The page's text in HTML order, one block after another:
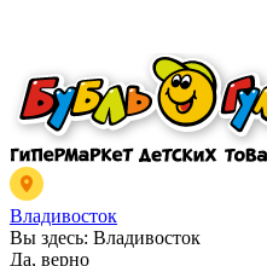
Владивосток
Вы здесь: Владивосток
Да, верно